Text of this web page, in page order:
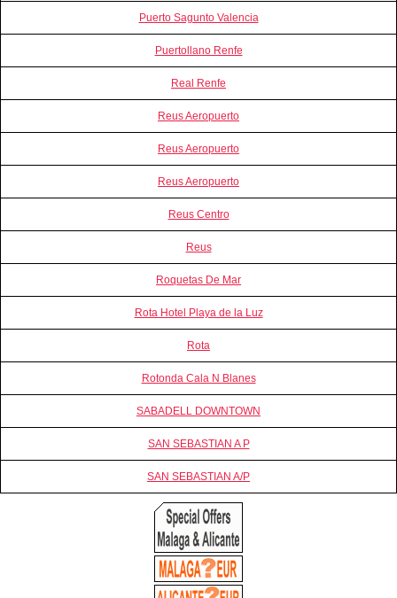
Puerto Sagunto Valencia
Puertollano Renfe
Real Renfe
Reus Aeropuerto
Reus Aeropuerto
Reus Aeropuerto
Reus Centro
Reus
Roquetas De Mar
Rota Hotel Playa de la Luz
Rota
Rotonda Cala N Blanes
SABADELL DOWNTOWN
SAN SEBASTIAN A P
SAN SEBASTIAN A/P